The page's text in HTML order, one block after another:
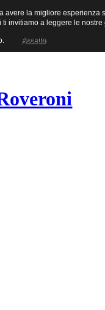
avere la migliore
invitiamo a leggere le nostre
Accetto